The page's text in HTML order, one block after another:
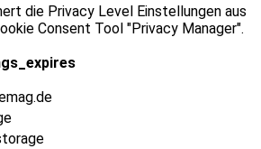
die Privacy Level Einstellungen aus
Consent Tool "Privacy Manager".